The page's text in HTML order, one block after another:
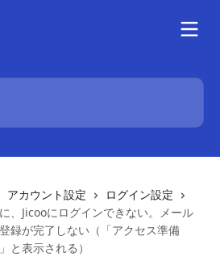
アカウント設定
ログイン設定
、Jicooにログインできない。メール
録が完了しない（「アクセス準備
と表示される）